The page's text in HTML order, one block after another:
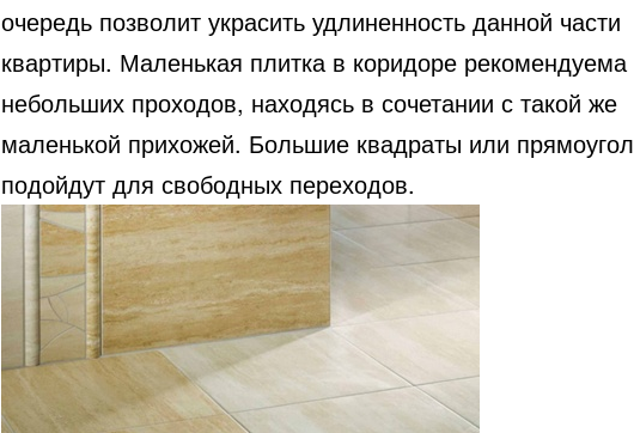
очередь позволит украсить удлиненность данной части
квартиры. Маленькая плитка в коридоре
небольших проходов, находясь в сочетании с такой же
маленькой прихожей. Большие квадраты или
подойдут для свободных переходов.